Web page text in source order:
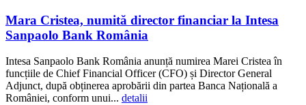
Mara Cristea, numită director financiar la Intesa
Sanpaolo Bank România
Intesa Sanpaolo Bank România anunță numirea Marei Cristea în
funcțiile de Chief Financial Officer (CFO) și Director General
Adjunct, după obținerea aprobării din partea Banca Națională a
României, conform unui... detalii